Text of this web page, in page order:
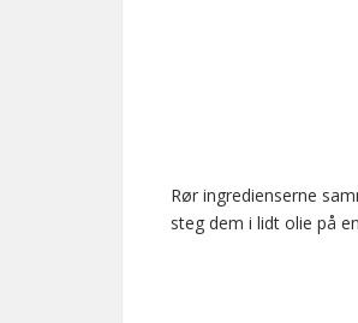
Rør ingredienserne
steg dem i lidt olie på